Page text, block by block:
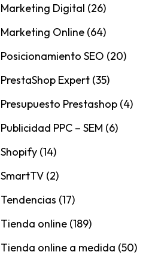
Marketing Digital (26)
Marketing Online (64)
Posicionamiento SEO (20)
PrestaShop Expert (35)
Presupuesto Prestashop (4)
Publicidad PPC – SEM (6)
Shopify (14)
SmartTV (2)
Tendencias (17)
Tienda online (189)
Tienda online a medida (50)